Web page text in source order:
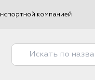
компанией